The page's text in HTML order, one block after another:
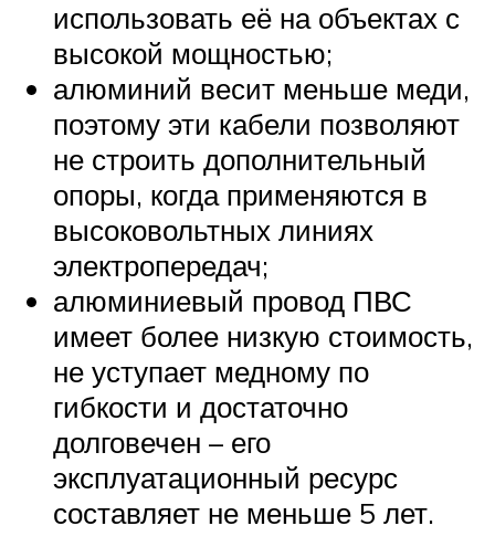
использовать её на объектах с
высокой мощностью;
алюминий весит меньше меди,
поэтому эти кабели позволяют
не строить дополнительный
опоры, когда применяются в
высоковольтных линиях
электропередач;
алюминиевый провод ПВС
имеет более низкую стоимость,
не уступает медному по
гибкости и достаточно
долговечен – его
эксплуатационный ресурс
составляет не меньше 5 лет.